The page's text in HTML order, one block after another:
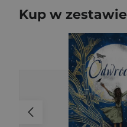
Kup w zestawie